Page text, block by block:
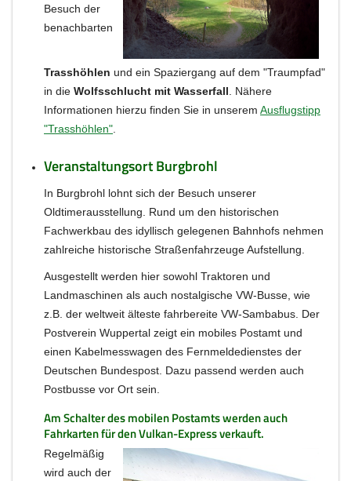
Besuch der
benachbarten
Trasshöhlen und ein Spaziergang auf dem "Traumpfad"
in die Wolfsschlucht mit Wasserfall . Nähere
Informationen hierzu finden Sie in unserem Ausflugstipp
"Trasshöhlen"
Veranstaltungsort Burgbrohl
In Burgbrohl lohnt sich der Besuch unserer
Oldtimerausstellung. Rund um den historischen
Fachwerkbau des idyllisch gelegenen Bahnhofs nehmen
zahlreiche historische Straßenfahrzeuge Aufstellung.
Ausgestellt werden hier sowohl Traktoren und
Landmaschinen als auch nostalgische VW-Busse, wie
z.B. der weltweit älteste fahrbereite VW-Sambabus. Der
Postverein Wuppertal zeigt ein mobiles Postamt und
einen Kabelmesswagen des Fernmeldedienstes der
Deutschen Bundespost. Dazu passend werden auch
Postbusse vor Ort sein.
Am Schalter des mobilen Postamts werden auch
Fahrkarten für den Vulkan-Express verkauft.
Regelmäßig
wird auch der